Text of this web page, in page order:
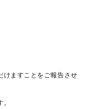
けますことをご報告させ